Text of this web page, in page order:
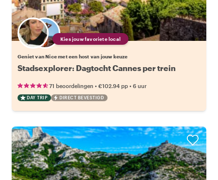
Kies jouw favoriete local
Geniet van Nice met een host van jouw keuze
Stadsexplorer: Dagtocht Cannes per trein
71 beoordelingen • €102.94 pp • 6 uur
DAY TRIP DIRECT BEVESTIGD